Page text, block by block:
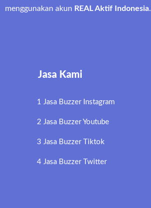
menggunakan akun REAL Aktif Indonesia.
Jasa Kami
1 Jasa Buzzer Instagram
2 Jasa Buzzer Youtube
3 Jasa Buzzer Tiktok
4 Jasa Buzzer Twitter